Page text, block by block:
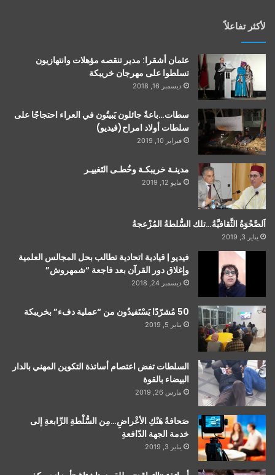
لأكثر تفاعلاً
عثمان أشقرا: مدير تنقصه مؤهلات وانتهازيون
تسلطوا على مهرجان خريبكة
ديسمبر 16, 2018
سطات…باعةٌ جائلون يَبيتُون في العراء احتجاجًا على
سلطات أولاد امراح(فيديو)
فبراير 10, 2019
مدينـة خريبكـة وخُطـى التَغييـر
مايو 12, 2019
اَلصَّحْوَةُ الثَّقافيَّةُ…تلك السُّلطةُ المُزْعجةُ
يناير 3, 2019
فيديو | قيادية اتحادية تطالب بحل المجالس العلمية
وإغلاق دور القرآن بعد فاجعة “شمهروش”
ديسمبر 24, 2018
50 مُشرّدًا يَسْتَفيدُون من “عملية دفء” بخريبكة
يناير 5, 2019
السلطات تفض اعتصام أساتذة التكوين المهني بالدار
البيضاء بالقوة
مارس 26, 2019
صَحافةُ هَتْكِ الأعْراضِ…مِن السُّلْطةِ الرِّابعةِ إلى
خدمة الجهة الدّافعةِ
يناير 3, 2019